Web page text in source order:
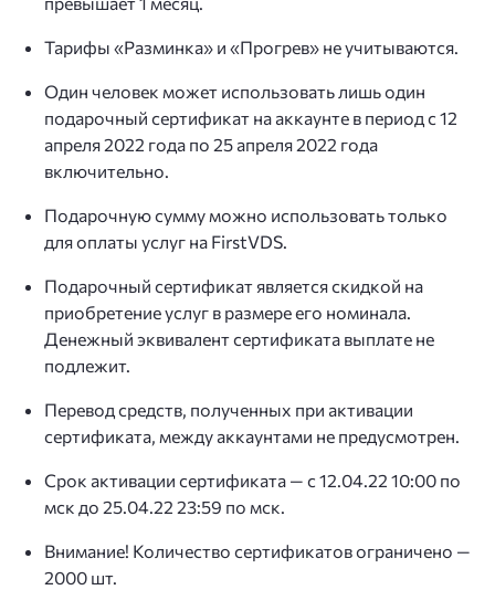
Тарифы «Разминка» и «Прогрев» не учитываются.
Один человек может использовать лишь один
подарочный сертификат на аккаунте в период с 12
апреля 2022 года по 25 апреля 2022 года
включительно.
Подарочную сумму можно использовать только
для оплаты услуг на FirstVDS.
Подарочный сертификат является скидкой на
приобретение услуг в размере его номинала.
Денежный эквивалент сертификата выплате не
подлежит.
Перевод средств, полученных при активации
сертификата, между аккаунтами не предусмотрен.
Срок активации сертификата — с 12.04.22 10:00 по
мск до 25.04.22 23:59 по мск.
Внимание! Количество сертификатов ограничено —
2000 шт.